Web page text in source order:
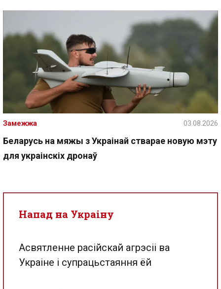
Беларусь на мяжы з Украінай стварае новую мэту
для украінскіх дронаў
Замежжа 03.08.2026
Напад на Украіну
Асвятленне расійскай агрэсіі ва
Украіне і супрацьстаяння ёй